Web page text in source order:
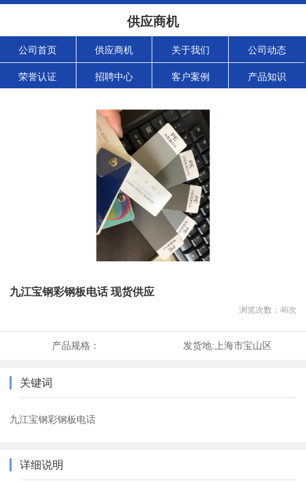
供应商机
公司首页 供应商机 关于我们 公司动态
荣誉认证 招聘中心 客户案例 产品知识
九江宝钢彩钢板电话 现货供应
浏览次数： 46次
产品规格： 发货地: 上海市宝山区
关键词
九江宝钢彩钢板电话
详细说明